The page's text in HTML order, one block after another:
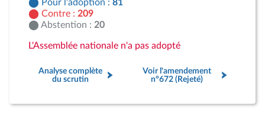
Pour l'adoption : 81
Contre : 209
Abstention : 20
L'Assemblée nationale n'a pas adopté
Analyse complète
du scrutin
Voir l'amendement
n°672 (Rejeté)